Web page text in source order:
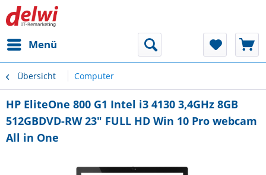
Menü
Übersicht Computer
HP EliteOne 800 G1 Intel i3 4130 3,4GHz 8GB
512GBDVD-RW 23" FULL HD Win 10 Pro webcam
All in One